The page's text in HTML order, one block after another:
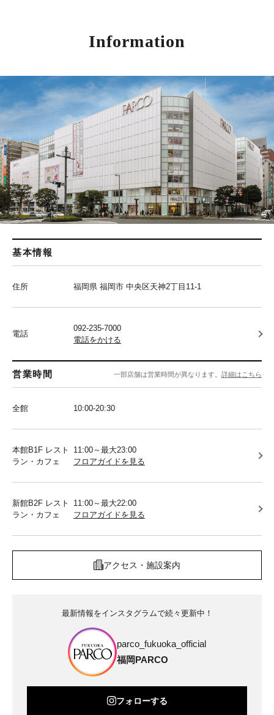
Information
基本情報
住所 福岡県 福岡市 中央区天神2丁目11-1
電話
092-235-7000
電話をかける
営業時間 一部店舗は営業時間が異なります。 詳細はこちら
全館 10:00-20:30
本館B1F レスト
ラン・カフェ
11:00～最大23:00
フロアガイドを見る
新館B2F レスト
ラン・カフェ
11:00～最大22:00
フロアガイドを見る
アクセス・施設案内
最新情報をインスタグラムで続々更新中！
parco_fukuoka_official
福岡PARCO
フォローする